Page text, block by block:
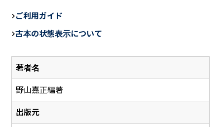
著者名
野山嘉正編著
出版元
e
b
o
o
ご利用ガイド
古本の状態表示について